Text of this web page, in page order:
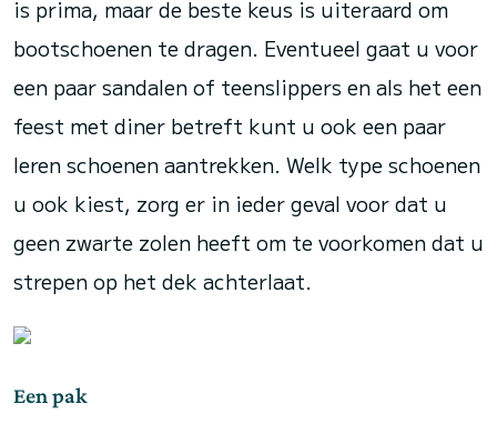
is prima, maar de beste keus is uiteraard om
bootschoenen te dragen. Eventueel gaat u voor
een paar sandalen of teenslippers en als het een
feest met diner betreft kunt u ook een paar
leren schoenen aantrekken. Welk type schoenen
u ook kiest, zorg er in ieder geval voor dat u
geen zwarte zolen heeft om te voorkomen dat u
strepen op het dek achterlaat.
Een pak